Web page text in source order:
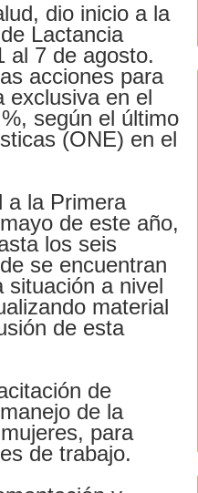
dio inicio a la
Lactancia
al 7 de agosto.
acciones para
exclusiva en el
según el último
(ONE) en el
a la Primera
de este año,
los seis
se encuentran
situación a nivel
material
de esta
de
de la
para
de trabajo.